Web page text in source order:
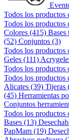
Todos los productos
Todos los productos
Colores (415) Bases
(52) Conjuntos (3)
Todos los productos
Geles (111)
Todos los productos
Todos los productos
Alicates (39) Tijeras
(45) Herramientas
Conjuntos
Todos los productos
Bases (13)
PapMam (19)